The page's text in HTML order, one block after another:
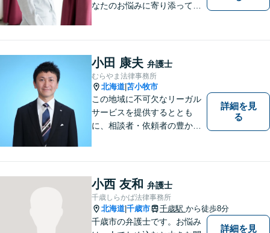
なたのお悩みに寄り添って対
お気軽にご相談ください。
小田 康夫 弁護士
むらやま法律事務所
北海道 苫小牧市
この地域に不可欠なリーガル
サービスを提供するととも
に、相談者・依頼者の豊かな
士小田康夫）
詳細を見
る
小西 友和 弁護士
千歳しらかば法律事務所
北海道 千歳市 千歳駅 から徒歩8分
千歳市の弁護士です。お悩み
詳細を見